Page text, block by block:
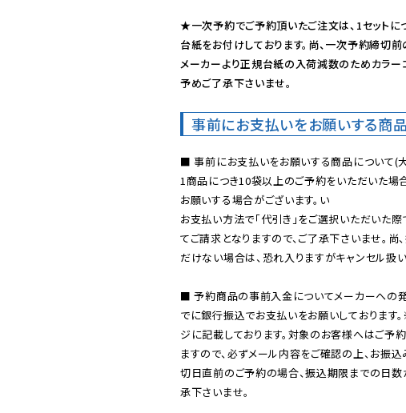
★一次予約でご予約頂いたご注文は、1セット
台紙をお付けしております。尚、一次予約締切前
メーカーより正規台紙の入荷減数のためカラー
予めご了承下さいませ。
事前にお支払いをお願いする商
■ 事前にお支払いをお願いする商品について(
1商品につき10袋以上のご予約をいただいた場
お願いする場合がございます。い
お支払い方法で「代引き」をご選択いただいた際
てご請求となりますので、ご了承下さいませ。
だけない場合は、恐れ入りますがキャンセル扱い
■ 予約商品の事前入金についてメーカーへの
でに銀行振込でお支払いをお願いしております
ジに記載しております。対象のお客様へはご予
ますので、必ずメール内容をご確認の上、お振
切日直前のご予約の場合、振込期限までの日数
承下さいませ。